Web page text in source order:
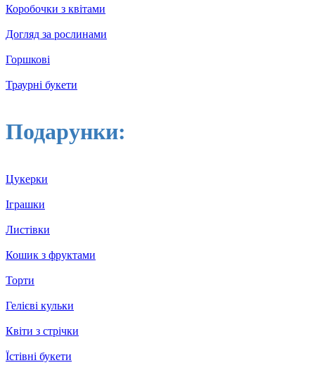
Коробочки з квітами
Догляд за рослинами
Горшкові
Траурні букети
Подарунки:
Цукерки
Іграшки
Листівки
Кошик з фруктами
Торти
Гелієві кульки
Квіти з стрічки
Їстівні букети